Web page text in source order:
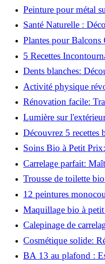
Peinture pour métal
possible?
Santé Naturelle :
Incontournables pour
Plantes pour Balcons
votre Terrasse en
5 Recettes
des huiles essentielles!
Dents blanches:
ingrédients naturels!
Activité physique
compte pour votre
Rénovation facile:
parquet irrégulier en
Lumière sur
concevoir et installer
Découvrez 5 recettes
vera pour votre peau!
Soins Bio à Petit
Chouchouter Pour
Carrelage parfait:
facilement!
Trousse de toilette
pour moins de 25€!
12 peintures
Découvrez les
Maquillage bio à
s'équiper pour moins
Calepinage de
astuces
Cosmétique solide:
beauté pour zéro
BA 13 au plafond :